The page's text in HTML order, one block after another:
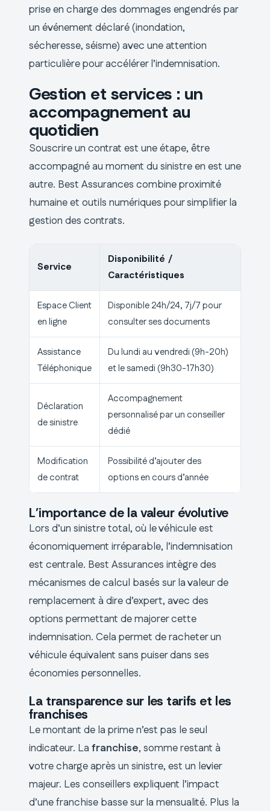
prise en charge des dommages engendrés par
un événement déclaré (inondation,
sécheresse, séisme) avec une attention
particulière pour accélérer l’indemnisation.
Gestion et services : un
accompagnement au
quotidien
Souscrire un contrat est une étape, être
accompagné au moment du sinistre en est une
autre. Best Assurances combine proximité
humaine et outils numériques pour simplifier la
gestion des contrats.
Service
Disponibilité /
Caractéristiques
Espace Client
en ligne
Disponible 24h/24, 7j/7 pour
consulter ses documents
Assistance
Téléphonique
Du lundi au vendredi (9h-20h)
et le samedi (9h30-17h30)
Déclaration
de sinistre
Accompagnement
personnalisé par un conseiller
dédié
Modification
de contrat
Possibilité d’ajouter des
options en cours d’année
L’importance de la valeur évolutive
Lors d’un sinistre total, où le véhicule est
économiquement irréparable, l’indemnisation
est centrale. Best Assurances intègre des
mécanismes de calcul basés sur la valeur de
remplacement à dire d’expert, avec des
options permettant de majorer cette
indemnisation. Cela permet de racheter un
véhicule équivalent sans puiser dans ses
économies personnelles.
La transparence sur les tarifs et les
franchises
Le montant de la prime n’est pas le seul
indicateur. La franchise, somme restant à
votre charge après un sinistre, est un levier
majeur. Les conseillers expliquent l’impact
d’une franchise basse sur la mensualité. Plus la